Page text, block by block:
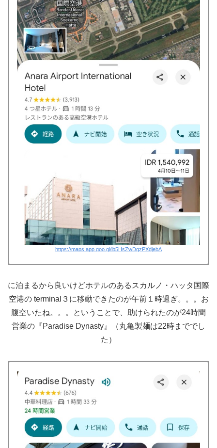
https://maps.app.goo.gl/ib5HsZwDqzPXdjebA
に泊まるから良いけどホテルのあるスカルノ・ハッタ国際
空港の terminal３に移動できたのが午前１時過ぎ。。。お
腹空いたね。。。ということで、助けられたのが24時間
営業の『Paradise Dynasty』（丸亀製麺は22時まででし
た）